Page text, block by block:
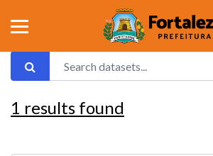
1 results found